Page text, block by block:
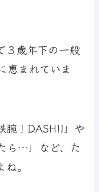
３歳年下の一般
恵まれていま
腕！DASH!!」や
ら…」など、た
。